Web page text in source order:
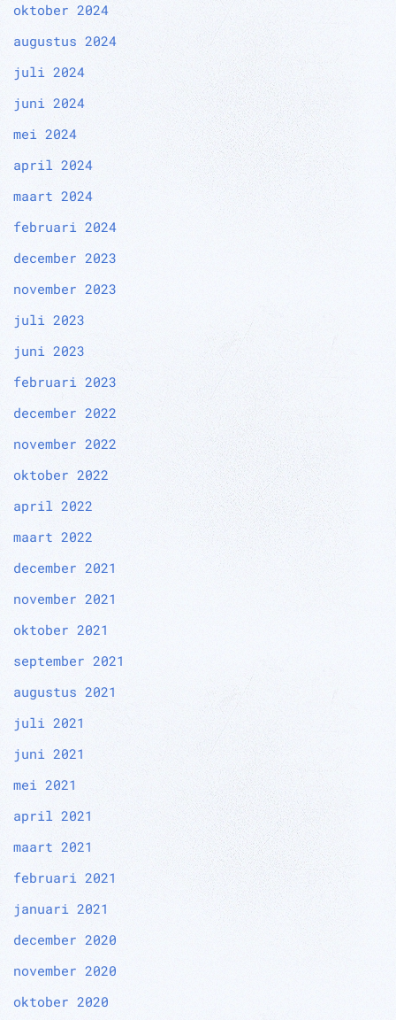
oktober 2024
augustus 2024
juli 2024
juni 2024
mei 2024
april 2024
maart 2024
februari 2024
december 2023
november 2023
juli 2023
juni 2023
februari 2023
december 2022
november 2022
oktober 2022
april 2022
maart 2022
december 2021
november 2021
oktober 2021
september 2021
augustus 2021
juli 2021
juni 2021
mei 2021
april 2021
maart 2021
februari 2021
januari 2021
december 2020
november 2020
oktober 2020